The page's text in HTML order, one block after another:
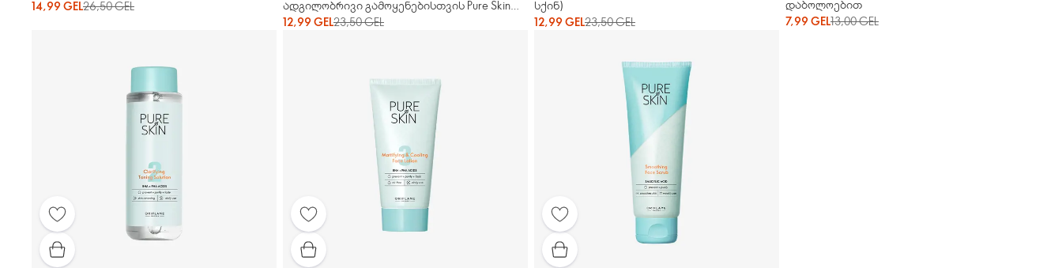
14,99 GEL26,50 GEL
ადგილობრივი გამოყენებისთვის Pure Skin
(ფუა სქინ)
12,99 GEL23,50 GEL
სქინ)
12,99 GEL23,50 GEL
დაბოლოებით
7,99 GEL13,00 GEL